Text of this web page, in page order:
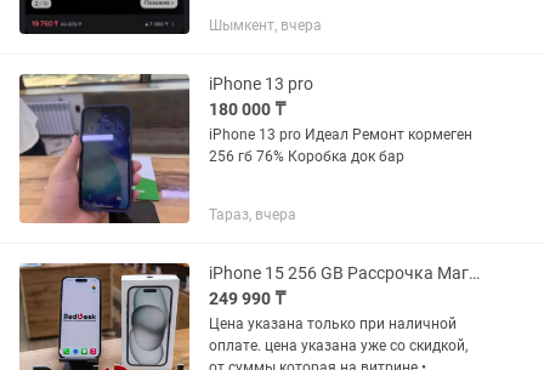
Шымкент, вчера
iPhone 13 pro
180 000 ₸
iPhone 13 pro Идеал Ремонт кормеген
256 гб 76% Коробка док бар
Тараз, вчера
iPhone 15 256 GB Рассрочка Магазин Red Geek
249 990 ₸
Цена указана только при наличной
оплате. цена указана уже со скидкой,